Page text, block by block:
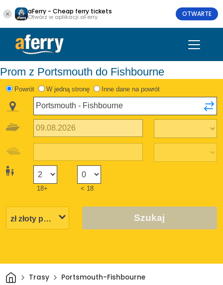
aFerry - Cheap ferry tickets
Otwórz w aplikacji aFerry OTWARTE
Prom z Portsmouth do Fishbourne
Powrót W jedną stronę Inne dane na powrót
18+ < 18
Szukaj
DomTrasy Portsmouth-Fishbourne